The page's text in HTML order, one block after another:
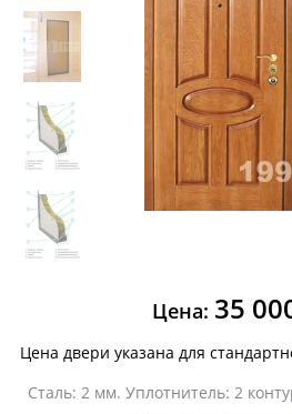
Цена: 35
Цена двери указана для
Сталь: 2 мм. Уплотнитель: 2